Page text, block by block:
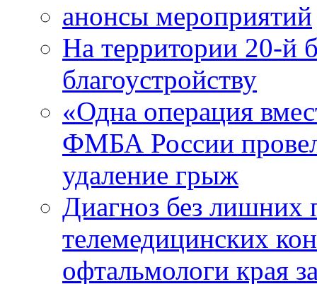
анонсы мероприятий
На территории 20-й
благоустройству
«Одна операция
ФМБА России
удаление грыж
Диагноз без лишних
телемедицинских
офтальмологи края